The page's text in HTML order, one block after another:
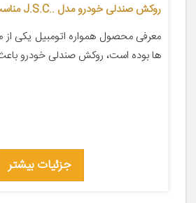
روکش صندلی خودرو مدل ..J.S.C مناسب برای تیبا2
معرفی محصول همواره اتومبیل یکی از
ها بوده است، روکش صندلی خودرو باعث
جزئیات بیشتر